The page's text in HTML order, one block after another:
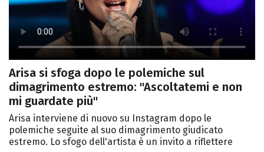
Arisa si sfoga dopo le polemiche sul
dimagrimento estremo: "Ascoltatemi e non
mi guardate più"
Arisa interviene di nuovo su Instagram dopo le
polemiche seguite al suo dimagrimento giudicato
estremo. Lo sfogo dell'artista è un invito a riflettere